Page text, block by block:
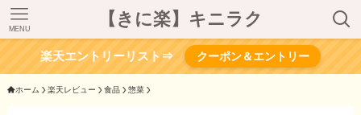
【きに楽】キニラク
MENU
楽天エントリーリスト⇒ クーポン＆エントリー
ホーム 楽天レビュー 食品 惣菜